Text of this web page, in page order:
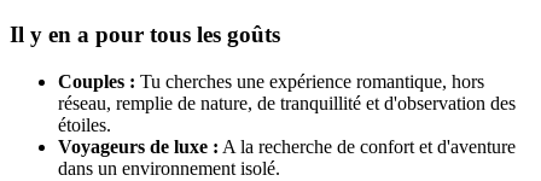
Il y en a pour tous les goûts
Couples : Tu cherches une expérience romantique, hors
réseau, remplie de nature, de tranquillité et d'observation des
étoiles.
Voyageurs de luxe : A la recherche de confort et d'aventure
dans un environnement isolé.